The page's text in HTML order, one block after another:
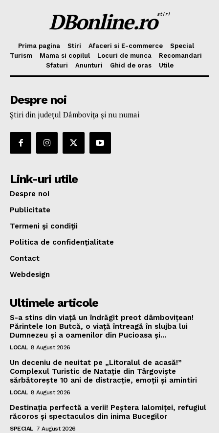
DBonline.rostiri
Prima pagina Stiri Afaceri si E-commerce
Special
Turism
Mama si copilul Locuri de munca
Recomandari
Sfaturi
Anunturi Ghid de oras Utile
Despre noi
Ştiri din judeţul Dâmboviţa şi nu numai
Link-uri utile
Despre noi
Publicitate
Termeni şi condiţii
Politica de confidenţialitate
Contact
Webdesign
Ultimele articole
S-a stins din viață un îndrăgit preot dâmbovițean!
Părintele Ion Butcă, o viață întreagă în slujba lui
Dumnezeu și a oamenilor din Pucioasa și...
LOCAL 8 August 2026
Un deceniu de neuitat pe „Litoralul de acasă!”
Complexul Turistic de Natație din Târgoviște
sărbătorește 10 ani de distracție, emoții și amintiri
LOCAL 8 August 2026
Destinația perfectă a verii! Peștera Ialomiței, refugiul
răcoros și spectaculos din inima Bucegilor
SPECIAL 7 August 2026